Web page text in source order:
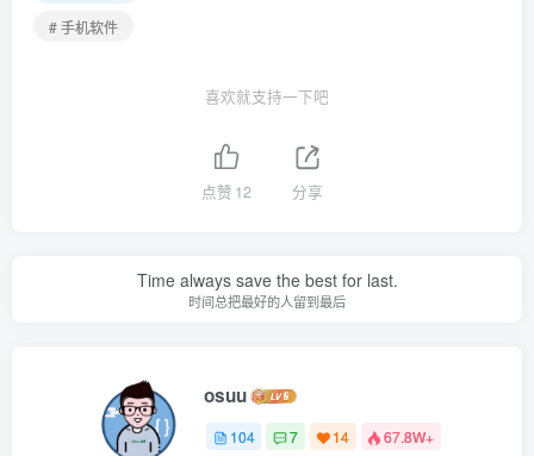
# 手机软件
喜欢就支持一下吧
点赞 12 分享
Time always save the best for last.
时间总把最好的人留到最后
osuu
104 7 14 67.8W+